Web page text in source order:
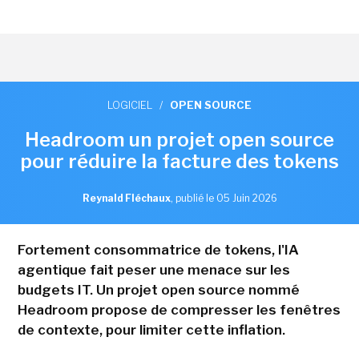
LOGICIEL / OPEN SOURCE
Headroom un projet open source
pour réduire la facture des tokens
Reynald Fléchaux, publié le 05 Juin 2026
Fortement consommatrice de tokens, l'IA
agentique fait peser une menace sur les
budgets IT. Un projet open source nommé
Headroom propose de compresser les fenêtres
de contexte, pour limiter cette inflation.